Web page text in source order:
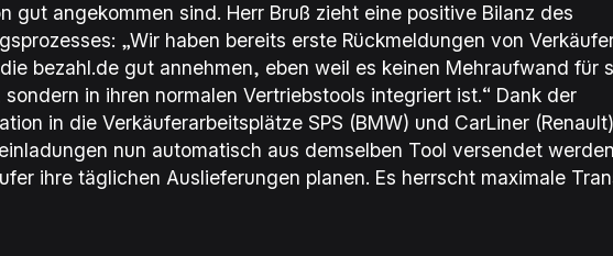
gut angekommen sind. Herr Bruß zieht eine positive Bilanz des
„Wir haben bereits erste Rückmeldungen von
bezahl.de gut annehmen, eben weil es keinen Mehraufwand für
in ihren normalen Vertriebstools integriert ist.“ Dank der
in die Verkäuferarbeitsplätze SPS (BMW) und CarLiner
nun automatisch aus demselben Tool versendet
ihre täglichen Auslieferungen planen. Es herrscht maximale